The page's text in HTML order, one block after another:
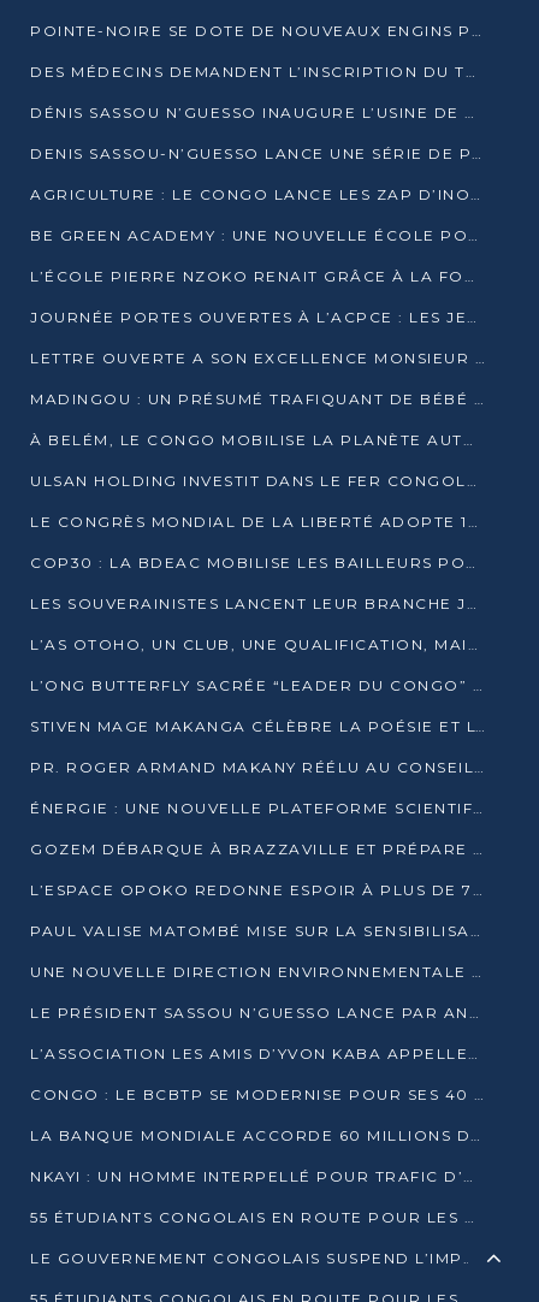
POINTE-NOIRE SE DOTE DE NOUVEAUX ENGINS POUR L’ASSAINISSEMENT ET L’ENTRETIEN ROUTIER
DES MÉDECINS DEMANDENT L’INSCRIPTION DU TRAITEMENT DU PIED-BOT DANS LES CURSUS UNIVERSITAIRES
DÉNIS SASSOU N’GUESSO INAUGURE L’USINE DE VALORISATION DU GAZ ASSOCIÉ
DENIS SASSOU-N’GUESSO LANCE UNE SÉRIE DE PROJETS DANS LE KOUILOU
AGRICULTURE : LE CONGO LANCE LES ZAP D’INONI ET YONO
BE GREEN ACADEMY : UNE NOUVELLE ÉCOLE POUR LES MÉTIERS DE L’ÉCOLOGIE À POINTE-NOIRE
L’ÉCOLE PIERRE NZOKO RENAIT GRÂCE À LA FONDATION MUCODEC
JOURNÉE PORTES OUVERTES À L’ACPCE : LES JEUNES EN IMMERSION DANS L’ENTREPRISE
LETTRE OUVERTE A SON EXCELLENCE MONSIEUR DENIS SASSOU NGUESSO, PRESIDENT DE LAREPUBLIQUE DU CONGO
MADINGOU : UN PRÉSUMÉ TRAFIQUANT DE BÉBÉ CHIMPANZÉ FIXÉ SUR SON SORT LE 20 NOVEMBRE
À BELÉM, LE CONGO MOBILISE LA PLANÈTE AUTOUR DU FONDS BLEU POUR LE BASSIN DU CONGO
ULSAN HOLDING INVESTIT DANS LE FER CONGOLAIS
LE CONGRÈS MONDIAL DE LA LIBERTÉ ADOPTE 14 RÉSOLUTIONS HISTORIQUES
COP30 : LA BDEAC MOBILISE LES BAILLEURS POUR LE FONDS BLEU DU BASSIN DU CONGO
LES SOUVERAINISTES LANCENT LEUR BRANCHE JEUNE À BRAZZAVILLE
L’AS OTOHO, UN CLUB, UNE QUALIFICATION, MAIS ENCORE DES DOUTES
L’ONG BUTTERFLY SACRÉE “LEADER DU CONGO” AU PRIX D’EXCELLENCE 2025
STIVEN MAGE MAKANGA CÉLÈBRE LA POÉSIE ET L’HUMAIN AVEC SON RECUEIL “HECTARE”
PR. ROGER ARMAND MAKANY RÉÉLU AU CONSEIL DE L’AUF
ÉNERGIE : UNE NOUVELLE PLATEFORME SCIENTIFIQUE POUR LA TRANSITION ÉNERGÉTIQUE EN AFRIQUE CENTRALE
GOZEM DÉBARQUE À BRAZZAVILLE ET PRÉPARE SON ARRIVÉE À POINTE-NOIRE
L’ESPACE OPOKO REDONNE ESPOIR À PLUS DE 775 ÉLÈVES AUTOCHTONES DANS LE NORD DU CONGO
PAUL VALISE MATOMBÉ MISE SUR LA SENSIBILISATION POUR ÉRAQUER LE GRAND BANDITISME
UNE NOUVELLE DIRECTION ENVIRONNEMENTALE POUR RENFORCER LA GESTION DES DONNÉES AU CONGO
LE PRÉSIDENT SASSOU N’GUESSO LANCE PAR ANTICIPATION LA 39ÈME JOURNÉE NATIONALE DE L’ARBRE
L’ASSOCIATION LES AMIS D’YVON KABA APPELLENT DENIS SASSOU N’GUESSO À SE PORTER CANDIDAT
CONGO : LE BCBTP SE MODERNISE POUR SES 40 ANS D’EXISTENCE
LA BANQUE MONDIALE ACCORDE 60 MILLIONS DE DOLLARS POUR LA RÉSILIENCE URBAINE AU CONGO
NKAYI : UN HOMME INTERPELLÉ POUR TRAFIC D’UN BÉBÉ CHIMPANZÉ
55 ÉTUDIANTS CONGOLAIS EN ROUTE POUR LES UNIVERSITÉS ALGÉRIENNES
LE GOUVERNEMENT CONGOLAIS SUSPEND L’IMPORTATION DES MACHETTES ET DES MOTOS